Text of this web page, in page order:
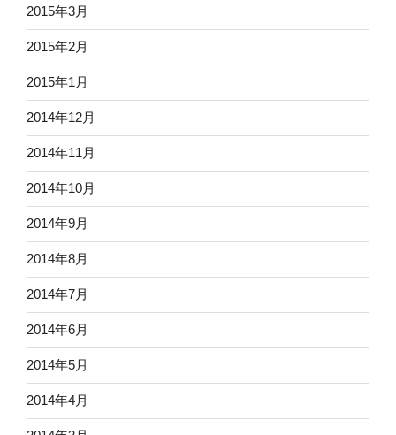
2015年3月
2015年2月
2015年1月
2014年12月
2014年11月
2014年10月
2014年9月
2014年8月
2014年7月
2014年6月
2014年5月
2014年4月